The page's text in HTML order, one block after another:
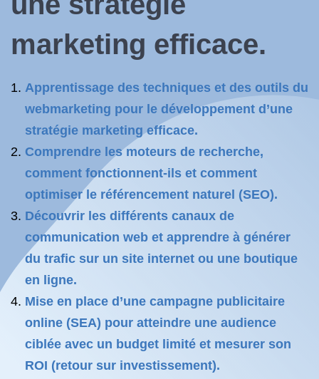
marketing efficace.
Apprentissage des techniques et des outils du
webmarketing pour le développement d’une
stratégie marketing efficace.
Comprendre les moteurs de recherche,
comment fonctionnent-ils et comment
optimiser le référencement naturel (SEO).
Découvrir les différents canaux de
communication web et apprendre à générer
du trafic sur un site internet ou une boutique
en ligne.
Mise en place d’une campagne publicitaire
online (SEA) pour atteindre une audience
ciblée avec un budget limité et mesurer son
ROI (retour sur investissement).